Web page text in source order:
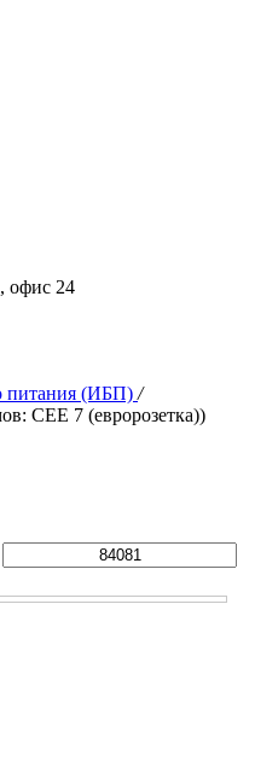
офис 24
питания (ИБП) /
CEE 7 (евророзетка))